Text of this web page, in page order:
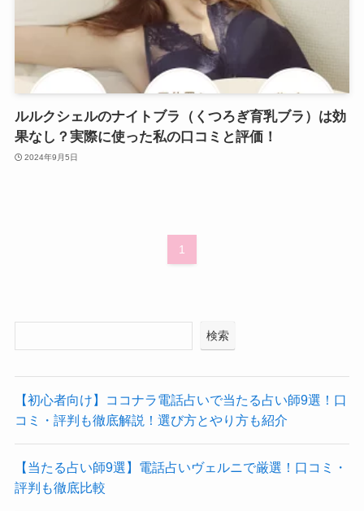
ルルクシェルのナイトブラ（くつろぎ育乳ブラ）は効
果なし？実際に使った私の口コミと評価！
2024年9月5日
1
検索
【初心者向け】ココナラ電話占いで当たる占い師9選！口
コミ・評判も徹底解説！選び方とやり方も紹介
【当たる占い師9選】電話占いヴェルニで厳選！口コミ・
評判も徹底比較